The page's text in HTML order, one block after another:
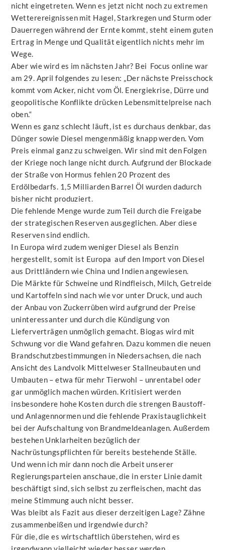
nicht eingetreten. Wenn es jetzt nicht noch zu extremen
Wetterereignissen mit Hagel, Starkregen und Sturm oder
Dauerregen während der Ernte kommt, steht einem guten
Ertrag in Menge und Qualität eigentlich nichts mehr im
Wege.
Aber wie wird es im nächsten Jahr? Bei Focus online war
am 29. April folgendes zu lesen: „Der nächste Preisschock
kommt vom Acker, nicht vom Öl. Energiekrise, Dürre und
geopolitische Konflikte drücken Lebensmittelpreise nach
oben.“
Wenn es ganz schlecht läuft, ist es durchaus denkbar, das
Dünger sowie Diesel mengenmäßig knapp werden. Vom
Preis einmal ganz zu schweigen. Wir sind mit den Folgen
der Kriege noch lange nicht durch. Aufgrund der Blockade
der Straße von Hormus fehlen 20 Prozent des
Erdölbedarfs. 1,5 Milliarden Barrel Öl wurden dadurch
bisher nicht produziert.
Die fehlende Menge wurde zum Teil durch die Freigabe
der strategischen Reserven ausgeglichen. Aber diese
Reserven sind endlich.
In Europa wird zudem weniger Diesel als Benzin
hergestellt, somit ist Europa auf den Import von Diesel
aus Drittländern wie China und Indien angewiesen.
Die Märkte für Schweine und Rindfleisch, Milch, Getreide
und Kartoffeln sind nach wie vor unter Druck, und auch
der Anbau von Zuckerrüben wird aufgrund der Preise
uninteressanter und durch die Kündigung von
Lieferverträgen unmöglich gemacht. Biogas wird mit
Schwung vor die Wand gefahren. Dazu kommen die neuen
Brandschutzbestimmungen in Niedersachsen, die nach
Ansicht des Landvolk Mittelweser Stallneubauten und
Umbauten – etwa für mehr Tierwohl – unrentabel oder
gar unmöglich machen würden. Kritisiert werden
insbesondere hohe Kosten durch die strengen Baustoff-
und Anlagennormen und die fehlende Praxistauglichkeit
bei der Aufschaltung von Brandmeldeanlagen. Außerdem
bestehen Unklarheiten bezüglich der
Nachrüstungspflichten für bereits bestehende Ställe.
Und wenn ich mir dann noch die Arbeit unserer
Regierungsparteien anschaue, die in erster Linie damit
beschäftigt sind, sich selbst zu zerfleischen, macht das
meine Stimmung auch nicht besser.
Was bleibt als Fazit aus dieser derzeitigen Lage? Zähne
zusammenbeißen und irgendwie durch?
Für die, die es wirtschaftlich überstehen, wird es